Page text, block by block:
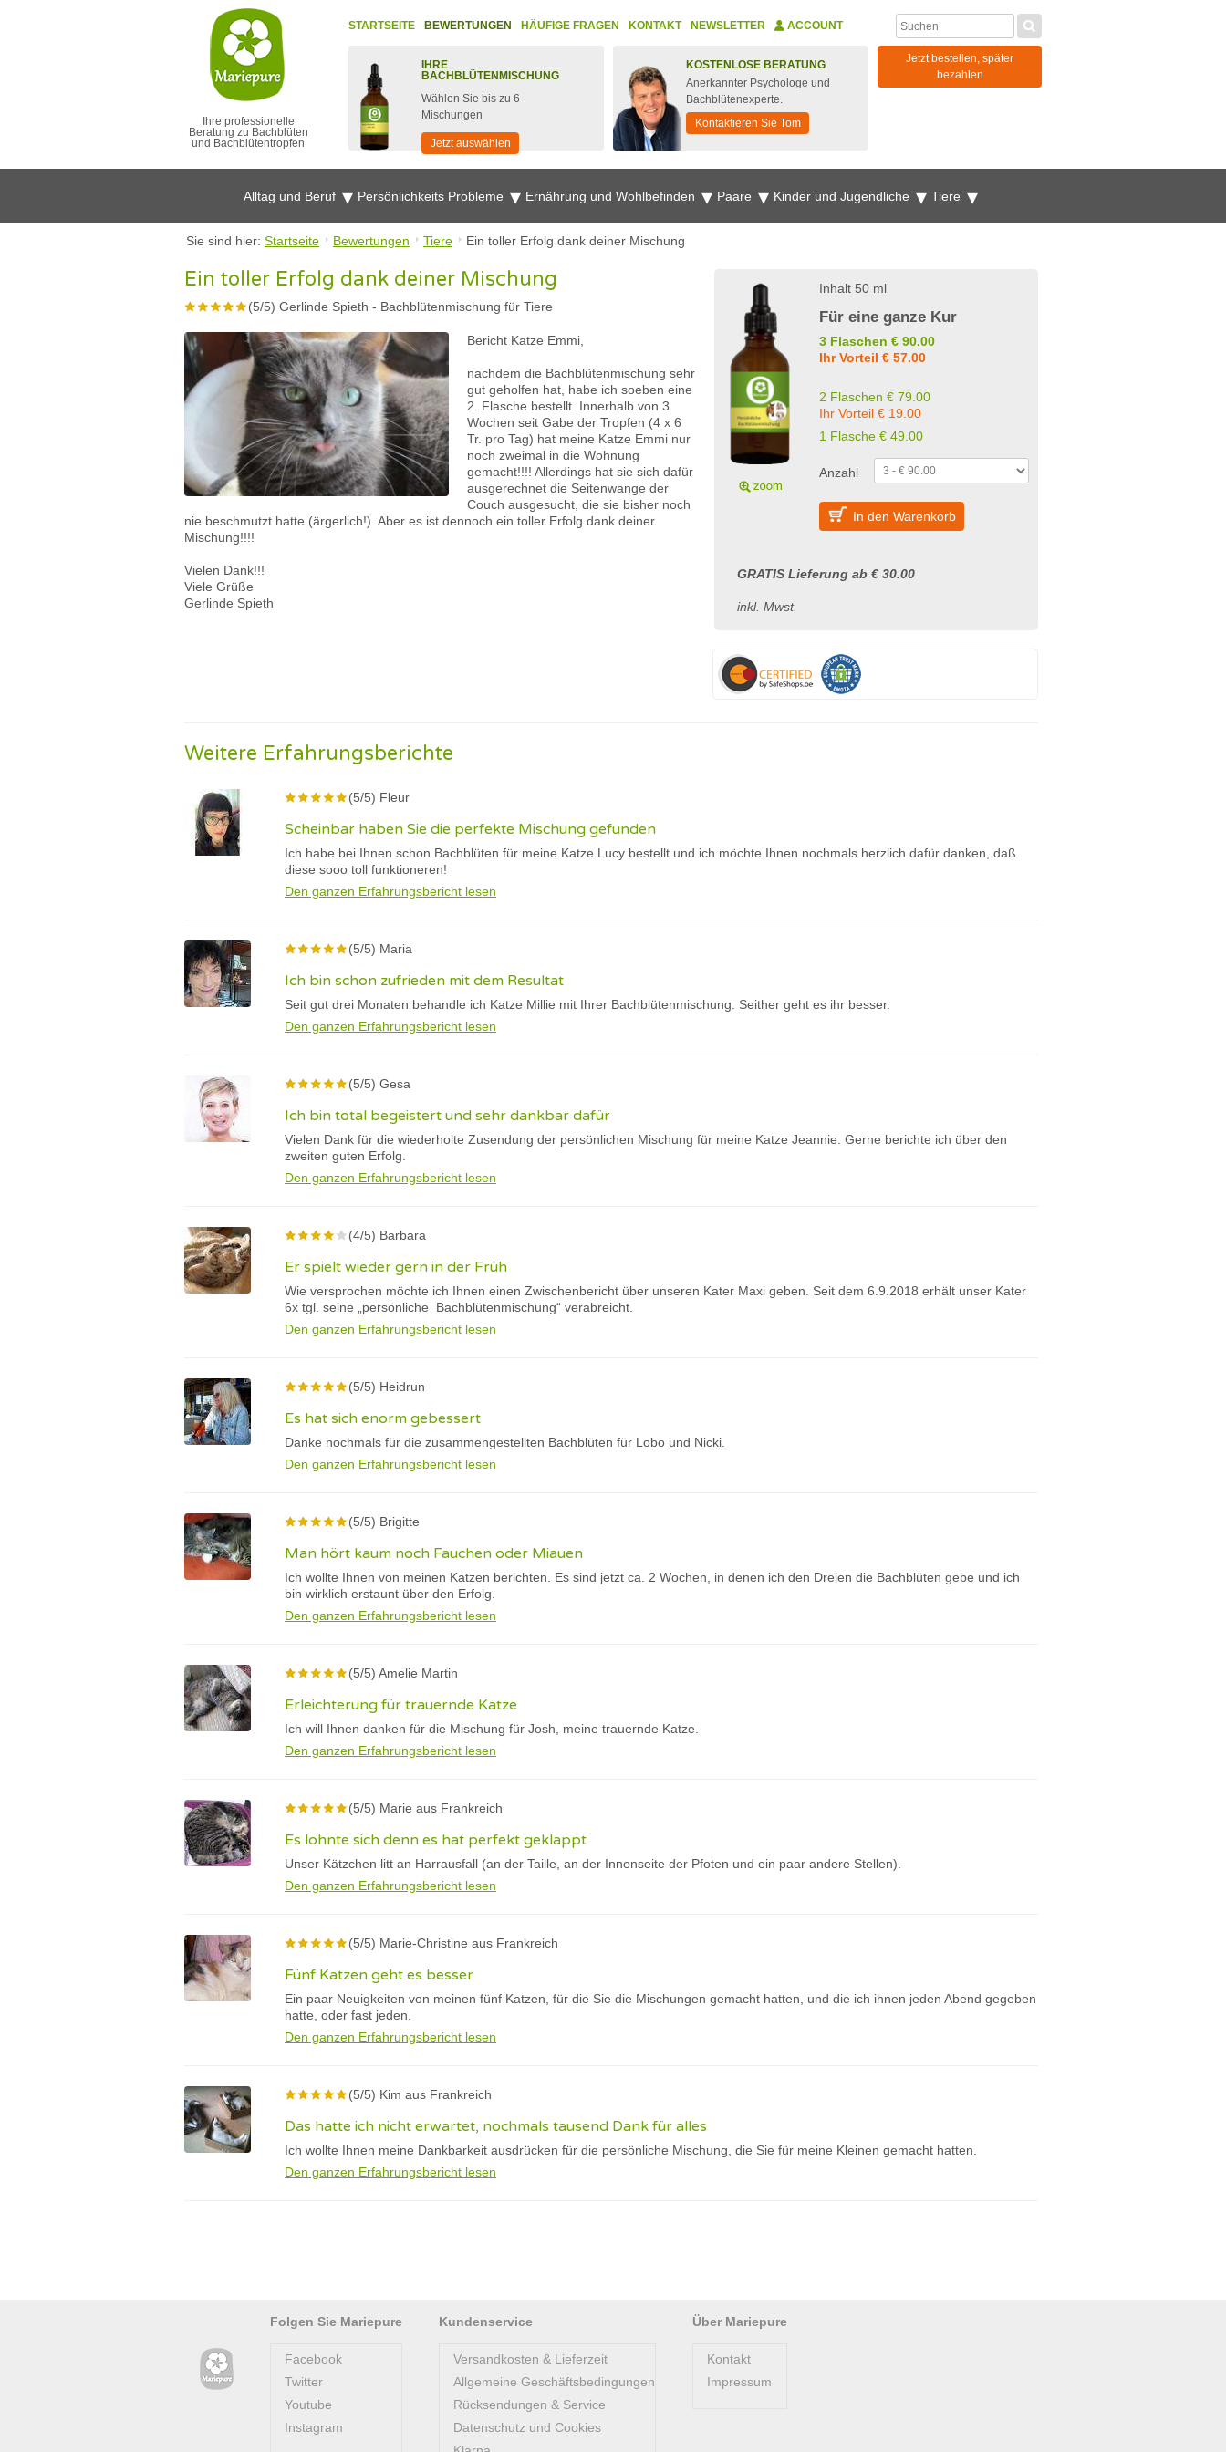
Ihre professionelle
Beratung zu Bachblüten
und Bachblütentropfen
STARTSEITE BEWERTUNGEN HÄUFIGE FRAGEN KONTAKT NEWSLETTER ACCOUNT
IHRE
BACHBLÜTENMISCHUNG
Wählen Sie bis zu 6
Mischungen
Jetzt auswählen
KOSTENLOSE BERATUNG
Anerkannter Psychologe und
Bachblütenexperte.
Kontaktieren Sie Tom
Jetzt bestellen, später
bezahlen
Alltag und Beruf Persönlichkeits Probleme Ernährung und Wohlbefinden Paare Kinder und Jugendliche Tiere
Sie sind hier: Startseite Bewertungen Tiere Ein toller Erfolg dank deiner Mischung
Ein toller Erfolg dank deiner Mischung
(5/5) Gerlinde Spieth - Bachblütenmischung für Tiere
Bericht Katze Emmi,
nachdem die Bachblütenmischung sehr
gut geholfen hat, habe ich soeben eine
2. Flasche bestellt. Innerhalb von 3
Wochen seit Gabe der Tropfen (4 x 6
Tr. pro Tag) hat meine Katze Emmi nur
noch zweimal in die Wohnung
gemacht!!!! Allerdings hat sie sich dafür
ausgerechnet die Seitenwange der
Couch ausgesucht, die sie bisher noch
nie beschmutzt hatte (ärgerlich!). Aber es ist dennoch ein toller Erfolg dank deiner
Mischung!!!!
Vielen Dank!!!
Viele Grüße
Gerlinde Spieth
Inhalt 50 ml
Für eine ganze Kur
3 Flaschen € 90.00
Ihr Vorteil € 57.00
2 Flaschen € 79.00
Ihr Vorteil € 19.00
1 Flasche € 49.00
Anzahl
In den Warenkorb
GRATIS Lieferung ab € 30.00
inkl. Mwst.
Weitere Erfahrungsberichte
(5/5) Fleur
Scheinbar haben Sie die perfekte Mischung gefunden
Ich habe bei Ihnen schon Bachblüten für meine Katze Lucy bestellt und ich möchte Ihnen nochmals herzlich dafür danken, daß
diese sooo toll funktioneren!
Den ganzen Erfahrungsbericht lesen
(5/5) Maria
Ich bin schon zufrieden mit dem Resultat
Seit gut drei Monaten behandle ich Katze Millie mit Ihrer Bachblütenmischung. Seither geht es ihr besser.
Den ganzen Erfahrungsbericht lesen
(5/5) Gesa
Ich bin total begeistert und sehr dankbar dafür
Vielen Dank für die wiederholte Zusendung der persönlichen Mischung für meine Katze Jeannie. Gerne berichte ich über den
zweiten guten Erfolg.
Den ganzen Erfahrungsbericht lesen
(4/5) Barbara
Er spielt wieder gern in der Früh
Wie versprochen möchte ich Ihnen einen Zwischenbericht über unseren Kater Maxi geben. Seit dem 6.9.2018 erhält unser Kater
6x tgl. seine „persönliche Bachblütenmischung“ verabreicht.
Den ganzen Erfahrungsbericht lesen
(5/5) Heidrun
Es hat sich enorm gebessert
Danke nochmals für die zusammengestellten Bachblüten für Lobo und Nicki.
Den ganzen Erfahrungsbericht lesen
(5/5) Brigitte
Man hört kaum noch Fauchen oder Miauen
Ich wollte Ihnen von meinen Katzen berichten. Es sind jetzt ca. 2 Wochen, in denen ich den Dreien die Bachblüten gebe und ich
bin wirklich erstaunt über den Erfolg.
Den ganzen Erfahrungsbericht lesen
(5/5) Amelie Martin
Erleichterung für trauernde Katze
Ich will Ihnen danken für die Mischung für Josh, meine trauernde Katze.
Den ganzen Erfahrungsbericht lesen
(5/5) Marie aus Frankreich
Es lohnte sich denn es hat perfekt geklappt
Unser Kätzchen litt an Harrausfall (an der Taille, an der Innenseite der Pfoten und ein paar andere Stellen).
Den ganzen Erfahrungsbericht lesen
(5/5) Marie-Christine aus Frankreich
Fünf Katzen geht es besser
Ein paar Neuigkeiten von meinen fünf Katzen, für die Sie die Mischungen gemacht hatten, und die ich ihnen jeden Abend gegeben
hatte, oder fast jeden.
Den ganzen Erfahrungsbericht lesen
(5/5) Kim aus Frankreich
Das hatte ich nicht erwartet, nochmals tausend Dank für alles
Ich wollte Ihnen meine Dankbarkeit ausdrücken für die persönliche Mischung, die Sie für meine Kleinen gemacht hatten.
Den ganzen Erfahrungsbericht lesen
Folgen Sie Mariepure
Facebook
Twitter
Youtube
Instagram
Kundenservice
Versandkosten & Lieferzeit
Allgemeine Geschäftsbedingungen
Rücksendungen & Service
Datenschutz und Cookies
Über Mariepure
Kontakt
Impressum